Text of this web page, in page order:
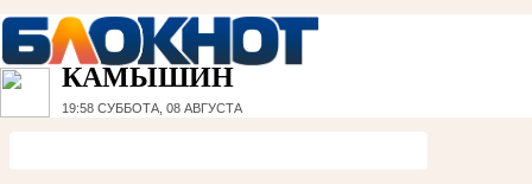
КАМЫШИН
19:58 СУББОТА, 08 АВГУСТА